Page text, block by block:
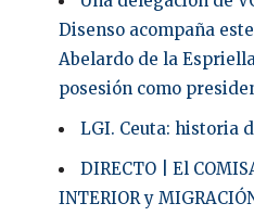
Disenso acompaña
Abelardo de la
posesión como
LGI. Ceuta: historia
DIRECTO | El
INTERIOR y